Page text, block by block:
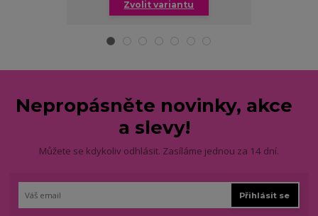
Zvolit variantu
Nepropásněte novinky, akce
a slevy!
Můžete se kdykoliv odhlásit. Zasíláme jednou za 14 dní.
Přihlásit se